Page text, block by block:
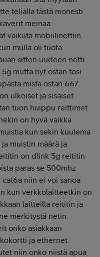
telialla tästä monesti
meinaa
vaikuta mobiilinettiin
mulla oli tuota
sitten uudeen netti
mutta nyt ostan tosi
mistä ostan 667
ulkoiset ja sisäiset
tuon huippu reittimet
on hyvä vaikka
kun sekin kuulema
muistin määrä ja
on dlink 5g reititin
paras se 500mhz
niin ei voi sanoa
kun verkkolaitteetkin on
laitteilla reititin ja
merkitystä netin
onko asiakkaan
ja ethernet
niin onko niistä apua